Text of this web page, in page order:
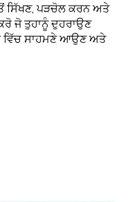
ਸਿੱਖਣ, ਪੜਚੋਲ ਕਰਨ ਅਤੇ
ਜੋ ਤੁਹਾਨੂੰ ਦੁਹਰਾਉਣ
ਵਿੱਚ ਸਾਹਮਣੇ ਆਉਣ ਅਤੇ